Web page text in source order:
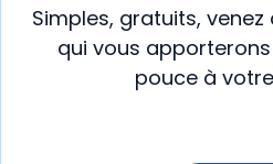
Simples, gratuits,
qui vous
pouce à